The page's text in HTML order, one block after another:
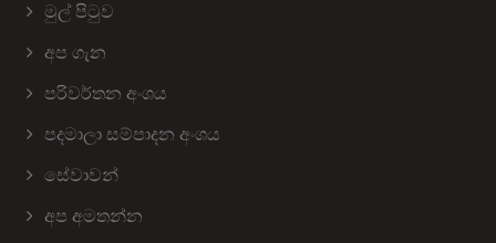
මුල් පිටුව
අප ගැන
පරිවර්තන අංශය
පදමාලා සම්පාදන අංශය
සේවාවන්
අප අමතන්න